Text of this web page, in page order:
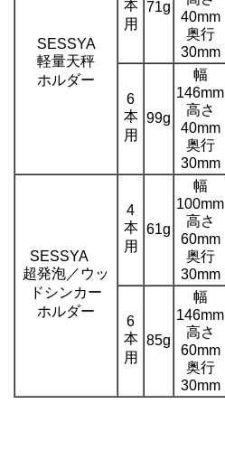
SESSYA
軽量天秤
ホルダー
本
用
71g
40mm
奥行
30mm
6
本
用
99g
幅
146mm
高さ
40mm
奥行
30mm
SESSYA
超発泡／ウッ
ドシンカー
ホルダー
4
本
用
61g
幅
100mm
高さ
60mm
奥行
30mm
6
本
用
85g
幅
146mm
高さ
60mm
奥行
30mm